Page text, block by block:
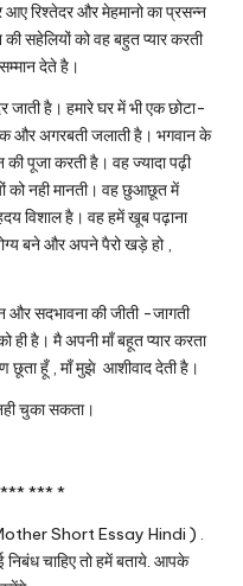
रिश्तेदर और मेहमानो का प्रसन्न
की सहेलियों को वह बहुत प्यार करती
देते है।
जाती है। हमारे घर में भी एक छोटा-
और अगरबती जलाती है। भगवान के
पूजा करती है। वह ज्यादा पढ़ी
को नही मानती। वह छुआछूत में
विशाल है। वह हमें खूब पढ़ाना
बने और अपने पैरो खड़े हो,
और सदभावना की जीती -जागती
ही है। मै अपनी माँ बहूत प्यार करता
छूता हूँ, माँ मुझे आशीवाद देती है।
चुका सकता।
*** *
Mother Short Essay Hindi ) .
चाहिए तो हमें बताये. आपके